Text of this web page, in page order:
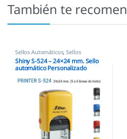
También te
Sellos Automáticos,Sellos
empresas,Shiny
Shiny S-524 – 24×24 mm. Sello
automático Personalizado